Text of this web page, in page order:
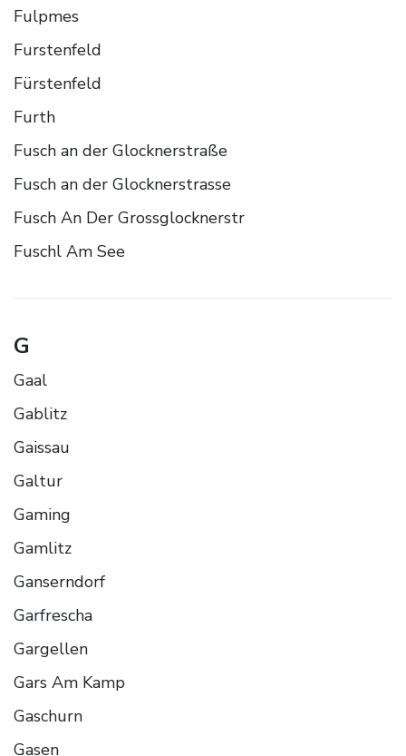
Fulpmes
Furstenfeld
Fürstenfeld
Furth
Fusch an der Glocknerstraße
Fusch an der Glocknerstrasse
Fusch An Der Grossglocknerstr
Fuschl Am See
G
Gaal
Gablitz
Gaissau
Galtur
Gaming
Gamlitz
Ganserndorf
Garfrescha
Gargellen
Gars Am Kamp
Gaschurn
Gasen